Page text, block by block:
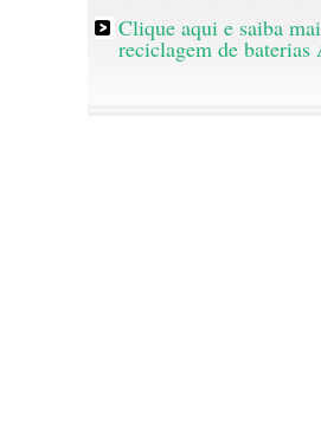
Clique aqui e saiba
reciclagem de baterias